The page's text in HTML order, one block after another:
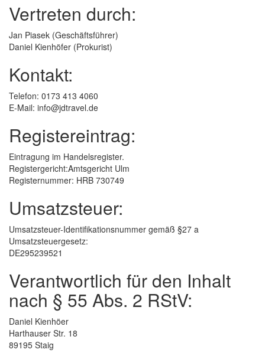
Vertreten durch:
Jan Piasek (Geschäftsführer)
Daniel Kienhöfer (Prokurist)
Kontakt:
Telefon: 0173 413 4060
E-Mail: info@jdtravel.de
Registereintrag:
Eintragung im Handelsregister.
Registergericht:Amtsgericht Ulm
Registernummer: HRB 730749
Umsatzsteuer:
Umsatzsteuer-Identifikationsnummer gemäß §27 a
Umsatzsteuergesetz:
DE295239521
Verantwortlich für den Inhalt
nach § 55 Abs. 2 RStV:
Daniel Kienhöer
Harthauser Str. 18
89195 Staig